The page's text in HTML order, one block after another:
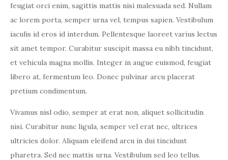
feugiat orci enim, sagittis mattis nisi malesuada sed. Nullam
ac lorem porta, semper urna vel, tempus sapien. Vestibulum
iaculis id eros id interdum. Pellentesque laoreet varius lectus
sit amet tempor. Curabitur suscipit massa eu nibh tincidunt,
et vehicula magna mollis. Integer in augue euismod, feugiat
libero at, fermentum leo. Donec pulvinar arcu placerat
pretium condimentum.
Vivamus nisl odio, semper at erat non, aliquet sollicitudin
nisi. Curabitur nunc ligula, semper vel erat nec, ultrices
ultricies dolor. Aliquam eleifend arcu in dui tincidunt
pharetra. Sed nec mattis urna. Vestibulum sed leo tellus.